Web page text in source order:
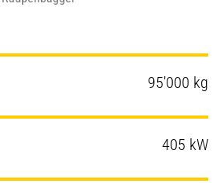
95'000 kg
405 kW